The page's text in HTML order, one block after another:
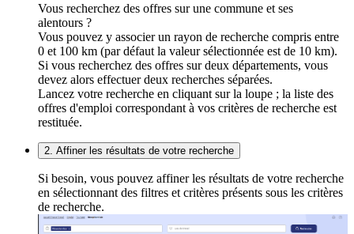
Vous recherchez des offres sur une commune et ses
alentours ?
Vous pouvez y associer un rayon de recherche compris entre
0 et 100 km (par défaut la valeur sélectionnée est de 10 km).
Si vous recherchez des offres sur deux départements, vous
devez alors effectuer deux recherches séparées.
Lancez votre recherche en cliquant sur la loupe ; la liste des
offres d'emploi correspondant à vos critères de recherche est
restituée.
2. Affiner les résultats de votre recherche
Si besoin, vous pouvez affiner les résultats de votre recherche
en sélectionnant des filtres et critères présents sous les critères
de recherche.